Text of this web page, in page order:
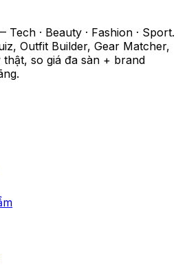
· Beauty · Fashion · Sport.
Outfit Builder, Gear Matcher,
thật, so giá đa sàn + brand